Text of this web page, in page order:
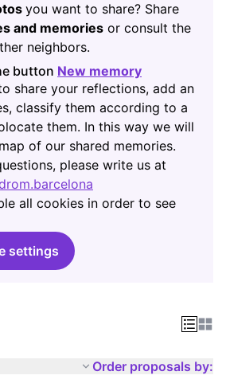
you want to share? Share
and memories or consult the
neighbors.
button New memory
(Opens in
share your reflections, add an
classify them according to a
them. In this way we will
of our shared memories.
please write us at
(Opens in new tab)
all cookies in order to see
settings
Order proposals by: